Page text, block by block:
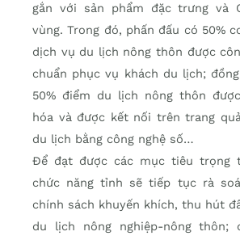
gắn với sản phẩm đặc trưng và
vùng. Trong đó, phấn đấu có 50%
dịch vụ du lịch nông thôn được
chuẩn phục vụ khách du lịch;
50% điểm du lịch nông thôn
hóa và được kết nối trên trang
du lịch bằng công nghệ số…
Để đạt được các mục tiêu trọng
chức năng tỉnh sẽ tiếp tục rà
chính sách khuyến khích, thu hút
du lịch nông nghiệp-nông thôn;